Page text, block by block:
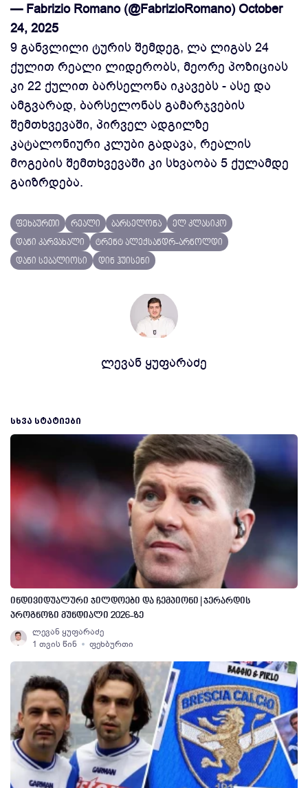
— Fabrizio Romano (@FabrizioRomano) October
24, 2025
9 განვლილი ტურის შემდეგ, ლა ლიგას 24
ქულით რეალი ლიდერობს, მეორე პოზიციას
კი 22 ქულით ბარსელონა იკავებს - ასე და
ამგვარად, ბარსელონას გამარჯვების
შემთხვევაში, პირველ ადგილზე
კატალონიური კლუბი გადავა, რეალის
მოგების შემთხვევაში კი სხვაობა 5 ქულამდე
გაიზრდება.
ფეხბურთი რეალი ბარსელონა
ელ კლასიკო
დანი კარვახალი
ტრენტ ალექსანდრ-არნოლდი
დანი სებალიოსი
დინ ჰუისენი
ლევან ყუფარაძე
ᲡᲮᲕᲐ ᲡᲢᲐᲢᲘᲔᲑᲘ
ინდივიდუალური ჯილდოები და ჩემპიონი | ჯერარდის
პროგნოზი მუნდიალი 2026-ზე
ლევან ყუფარაძე
1 თვის წინ
ფეხბურთი